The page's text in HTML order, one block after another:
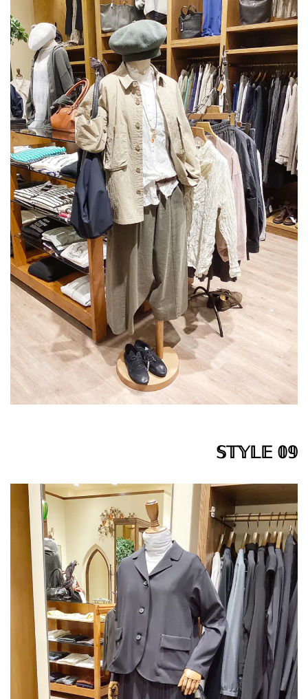
𝕊𝕋𝕐𝕃𝔼 𝟘𝟡